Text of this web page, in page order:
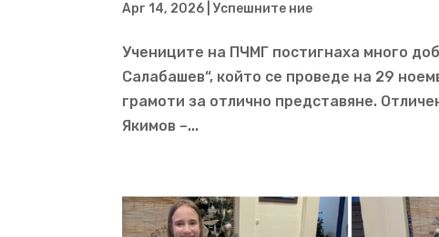
Apr 14, 2026 |Успешните ние
Учениците на ПЧМГ постигнаха много
Салабашев“, който се проведе на 29
грамоти за отлично представяне.
Якимов –...